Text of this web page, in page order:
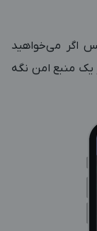
اگر می‌خواهید
یک منبع امن نگه